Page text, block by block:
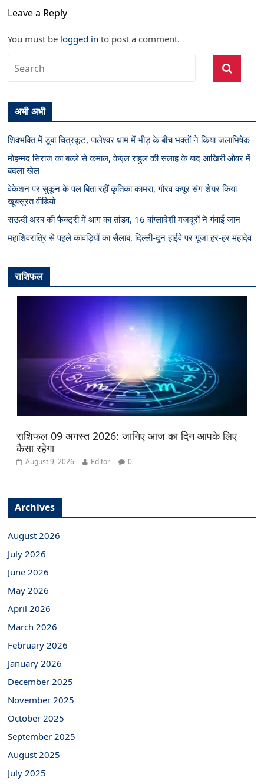
Leave a Reply
You must be logged in to post a comment.
अभी अभी
शिवभक्ति में डूबा चित्रकूट, पालेश्वर धाम में भीड़ के बीच भक्तों ने किया जलाभिषेक
मोहम्मद सिराज का बल्ले से कमाल, केएल राहुल की सलाह के बाद आखिरी ओवर में
बदला खेल
वेकेशन पर सुकून के पल बिता रहीं कृतिका कामरा, गौरव कपूर संग शेयर किया
खूबसूरत वीडियो
सऊदी अरब की फैक्ट्री में आग का तांडव, 16 बांग्लादेशी मजदूरों ने गंवाई जान
महाशिवरात्रि से पहले कांवड़ियों का सैलाब, दिल्ली-दून हाईवे पर गूंजा हर-हर महादेव
राशिफल
राशिफल 09 अगस्त 2026: जानिए आज का दिन आपके लिए
कैसा रहेगा
August 9, 2026 Editor 0
Archives
August 2026
July 2026
June 2026
May 2026
April 2026
March 2026
February 2026
January 2026
December 2025
November 2025
October 2025
September 2025
August 2025
July 2025